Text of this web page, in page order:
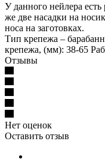
У данного нейлера есть
же две насадки на
носа на заготовках.
Тип крепежа –
крепежа, (мм): 38-65
Отзывы
Нет оценок
Оставить отзыв